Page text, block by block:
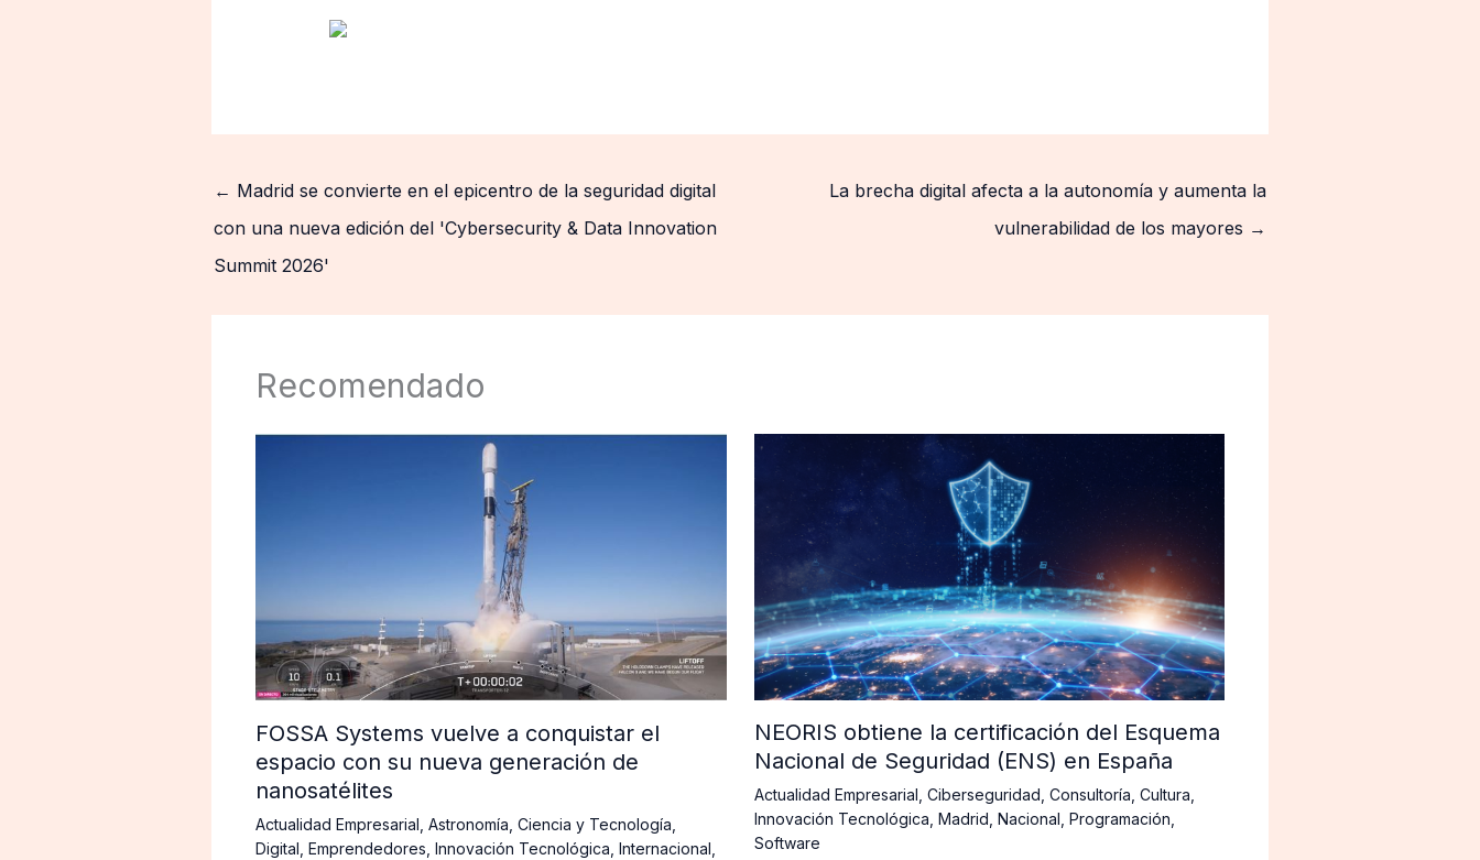
← Madrid se convierte en el epicentro de la seguridad digital
con una nueva edición del 'Cybersecurity & Data Innovation
Summit 2026'
La brecha digital afecta a la autonomía y aumenta la
vulnerabilidad de los mayores →
Recomendado
FOSSA Systems vuelve a conquistar el
espacio con su nueva generación de
nanosatélites
Actualidad Empresarial Astronomía Ciencia y Tecnología
Digital Emprendedores Innovación Tecnológica Internacional
NEORIS obtiene la certificación del Esquema
Nacional de Seguridad (ENS) en España
Actualidad Empresarial Ciberseguridad Consultoría Cultura
Innovación Tecnológica Madrid Nacional Programación
Software